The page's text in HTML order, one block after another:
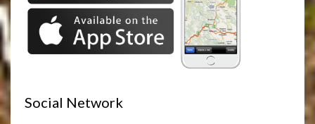
Social Network